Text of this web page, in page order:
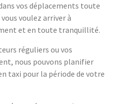
vos déplacements toute
voulez arriver à
et en toute tranquillité.
réguliers ou vos
nous pouvons planifier
taxi pour la période de votre